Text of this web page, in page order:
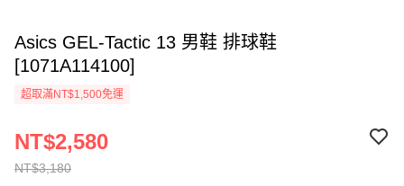
Asics GEL-Tactic 13 男鞋 排球鞋
[1071A114100]
超取滿NT$1,500免運
NT$3,180
NT$2,580